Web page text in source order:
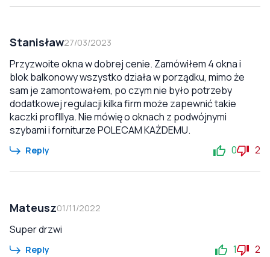
Stanisław27/03/2023
Przyzwoite okna w dobrej cenie. Zamówiłem 4 okna i
blok balkonowy wszystko działa w porządku, mimo że
sam je zamontowałem, po czym nie było potrzeby
dodatkowej regulacji kilka firm może zapewnić takie
kaczki profIllya. Nie mówię o oknach z podwójnymi
szybami i forniturze POLECAM KAŻDEMU.
Reply 0 2
Mateusz01/11/2022
Super drzwi
Reply 1 2